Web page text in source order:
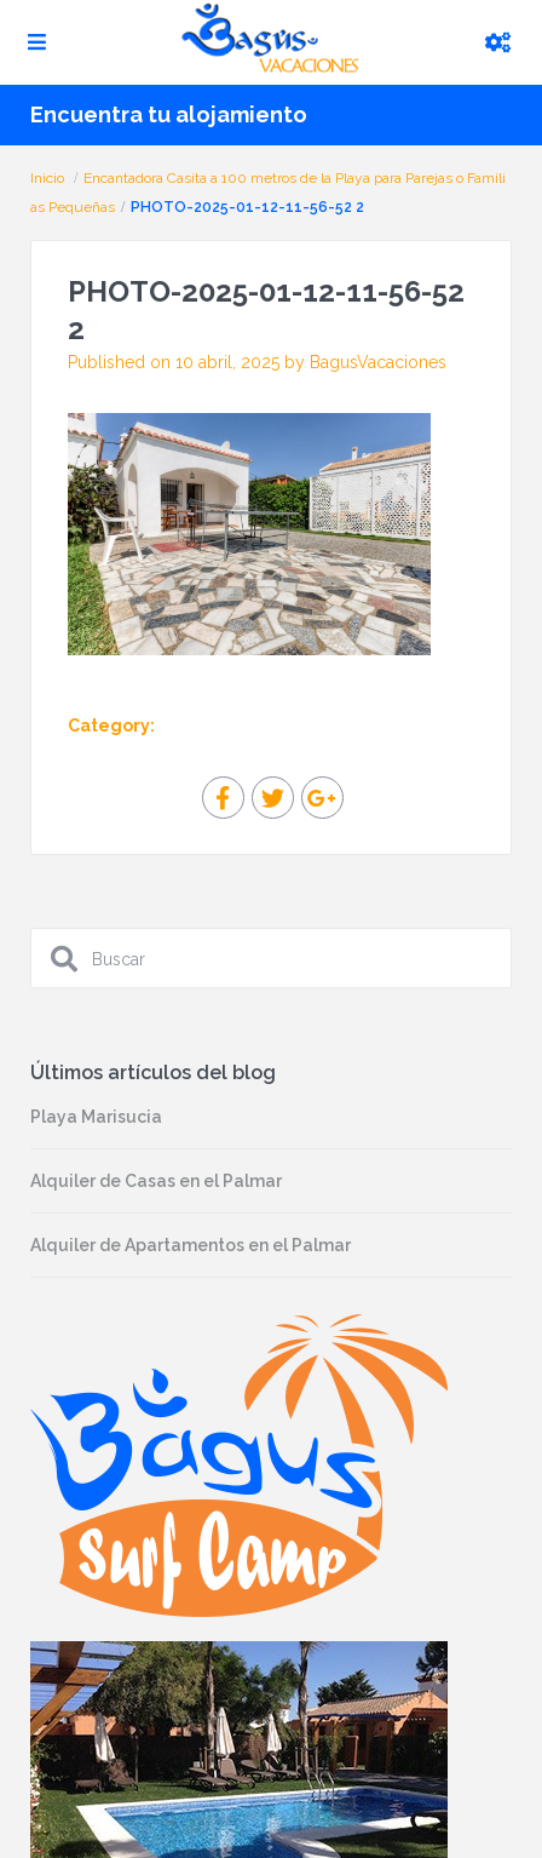
Encuentra tu alojamiento
Inicio
Encantadora Casita a 100 metros de la Playa para Parejas o Famili
as Pequeñas
PHOTO-2025-01-12-11-56-52 2
PHOTO-2025-01-12-11-56-52
2
Published on 10 abril, 2025 by BagusVacaciones
Category:
Últimos artículos del blog
Playa Marisucia
Alquiler de Casas en el Palmar
Alquiler de Apartamentos en el Palmar